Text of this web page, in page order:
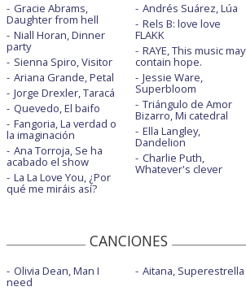
Gracie Abrams,
Daughter from hell
Niall Horan, Dinner
party
Sienna Spiro, Visitor
Ariana Grande, Petal
Jorge Drexler, Taracá
Quevedo, El baifo
Fangoria, La verdad o
la imaginación
Ana Torroja, Se ha
acabado el show
La La Love You, ¿Por
qué me miráis así?
Andrés Suárez, Lúa
Rels B: love love
FLAKK
RAYE, This music may
contain hope.
Jessie Ware,
Superbloom
Triángulo de Amor
Bizarro, Mi catedral
Ella Langley,
Dandelion
Charlie Puth,
Whatever's clever
CANCIONES
Olivia Dean, Man I
need
Aitana, Superestrella